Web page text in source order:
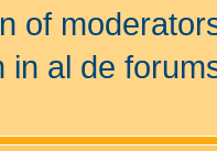
of
in al de